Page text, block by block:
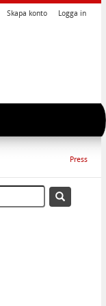
Skapa konto Logga in
Press